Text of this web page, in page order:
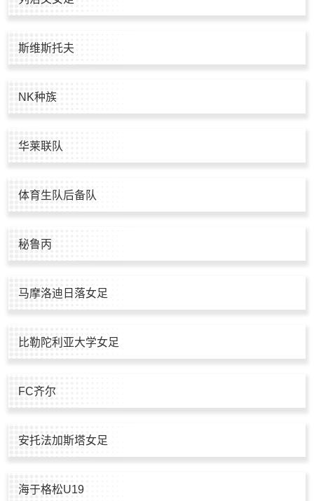
斯维斯托夫
NK种族
华莱联队
体育生队后备队
秘鲁丙
马摩洛迪日落女足
比勒陀利亚大学女足
FC齐尔
安托法加斯塔女足
海于格松U19